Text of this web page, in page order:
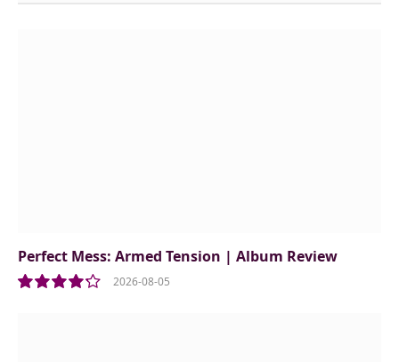
Perfect Mess: Armed Tension | Album Review
2026-08-05